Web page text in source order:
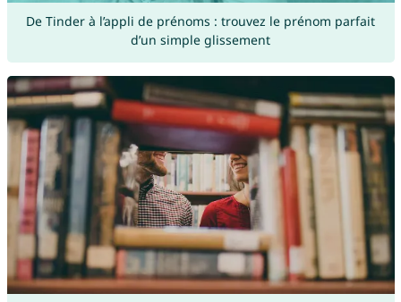
De Tinder à l’appli de prénoms : trouvez le prénom parfait
d’un simple glissement